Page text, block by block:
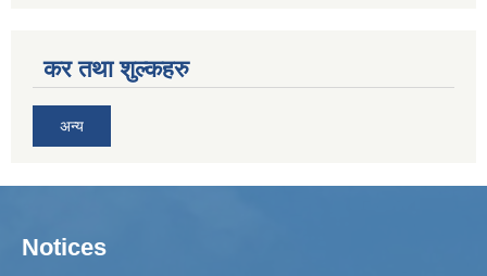
कर तथा शुल्कहरु
अन्य
Notices